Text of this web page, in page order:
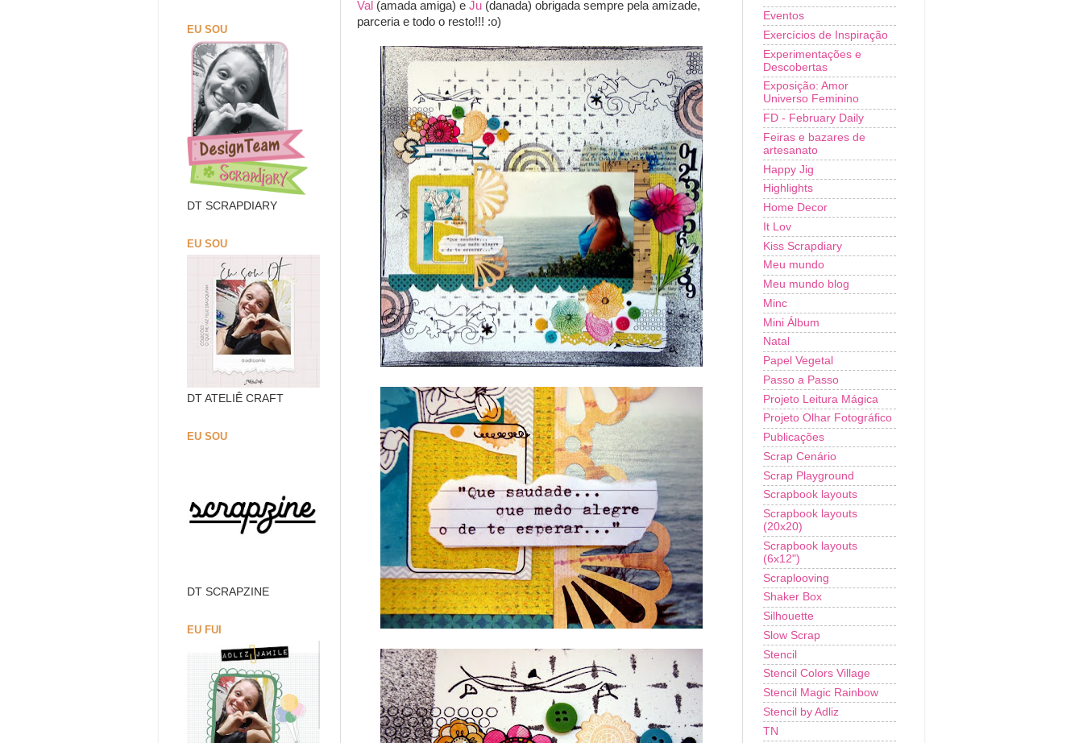
Val (amada amiga) e Ju (danada) obrigada sempre pela amizade,
parceria e todo o resto!!! :o)
EU SOU
DT SCRAPDIARY
EU SOU
DT ATELIÊ CRAFT
EU SOU
DT SCRAPZINE
EU FUI
Eventos
Exercícios de Inspiração
Experimentações e
Descobertas
Exposição: Amor
Universo Feminino
FD - February Daily
Feiras e bazares de
artesanato
Happy Jig
Highlights
Home Decor
It Lov
Kiss Scrapdiary
Meu mundo
Meu mundo blog
Minc
Mini Álbum
Natal
Papel Vegetal
Passo a Passo
Projeto Leitura Mágica
Projeto Olhar Fotográfico
Publicações
Scrap Cenário
Scrap Playground
Scrapbook layouts
Scrapbook layouts
(20x20)
Scrapbook layouts
(6x12")
Scraplooving
Shaker Box
Silhouette
Slow Scrap
Stencil
Stencil Colors Village
Stencil Magic Rainbow
Stencil by Adliz
TN